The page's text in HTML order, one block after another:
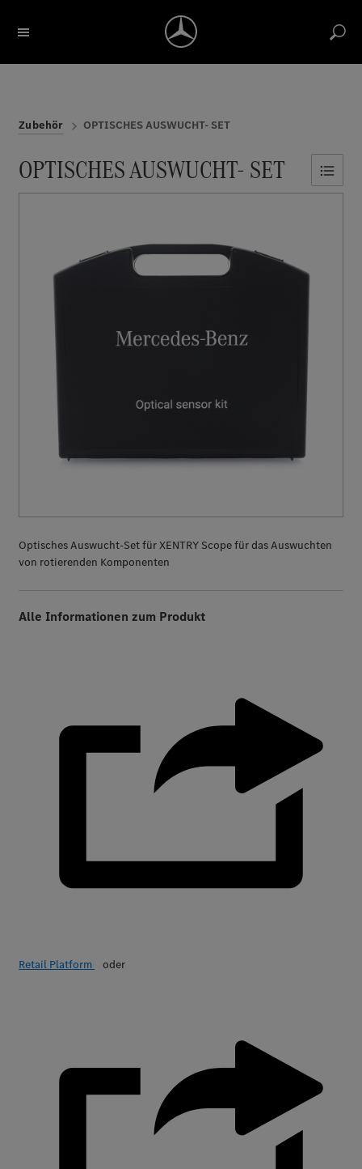
Bezeichnung / Artikelnummer suchen
Zubehör OPTISCHES AUSWUCHT- SET
OPTISCHES AUSWUCHT- SET
Optisches Auswucht-Set für XENTRY Scope für das Auswuchten
von rotierenden Komponenten
Alle Informationen zum Produkt
Retail Platform oder